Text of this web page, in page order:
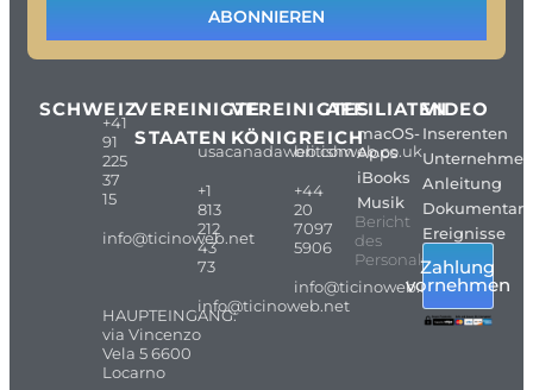
ABONNIEREN
SCHWEIZ
+41
91
225
37
15
info@ticinoweb.net
HAUPTEINGANG:
via Vincenzo
Vela 5 6600
Locarno
VEREINIGTE
STAATEN
usacanadaweb.com
+1
813
212
43
73
info@ticinoweb.net
VEREINIGTES
KÖNIGREICH
britishweb.co.uk
+44
20
7097
5906
info@ticinoweb.net
AFFILIATEN
macOS-
Apps
iBooks
Musik
Bericht
des
Personals
VIDEO
Inserenten
Unternehmen
Anleitung
Ereignisse
Zahlung
vornehmen